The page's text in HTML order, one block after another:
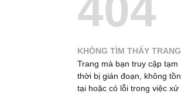
404
KHÔNG TÌM THẤY TRANG
Trang mà bạn truy cập tạm
thời bị gián đoạn, không tồn
tại hoặc có lỗi trong việc xử